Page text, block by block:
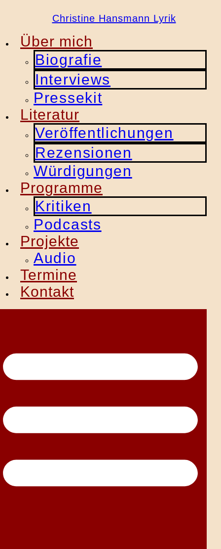
Christine Hansmann Lyrik
Über mich
Biografie
Interviews
Pressekit
Literatur
Veröffentlichungen
Rezensionen
Würdigungen
Programme
Kritiken
Podcasts
Projekte
Audio
Termine
Kontakt